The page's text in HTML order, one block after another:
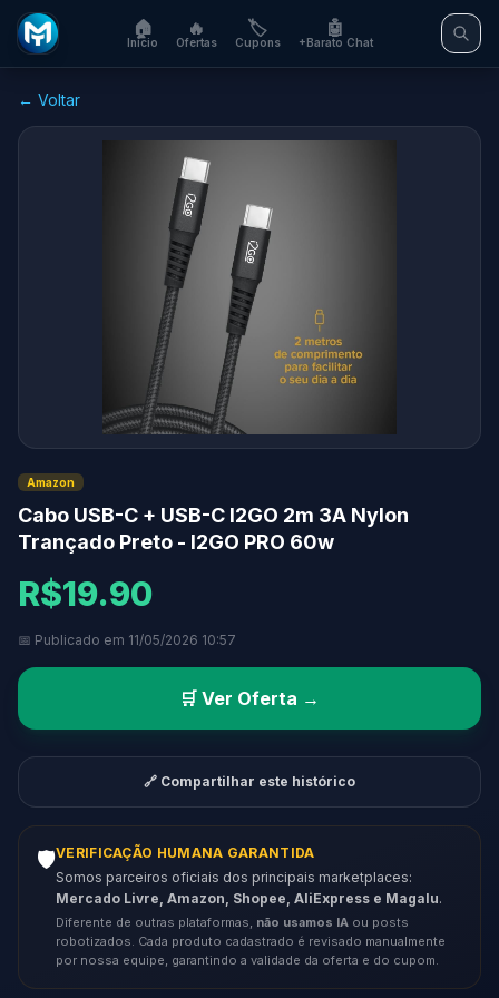
🏠
Início
🔥
Ofertas
🏷️
Cupons
🤖
+Barato Chat
← Voltar
Amazon
Cabo USB-C + USB-C I2GO 2m 3A Nylon
Trançado Preto - I2GO PRO 60w
R$19.90
📅 Publicado em 11/05/2026 10:57
🛒 Ver Oferta →
🔗 Compartilhar este histórico
🛡️VERIFICAÇÃO HUMANA GARANTIDA
Somos parceiros oficiais dos principais marketplaces:
Mercado Livre, Amazon, Shopee, AliExpress e Magalu.
Diferente de outras plataformas, não usamos IA ou posts
robotizados. Cada produto cadastrado é revisado manualmente
por nossa equipe, garantindo a validade da oferta e do cupom.